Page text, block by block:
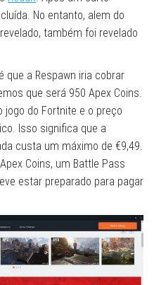
No entanto, alem do
também foi revelado
que a Respawn iria cobrar
que será 950 Apex Coins.
do Fortnite e o preço
Isso significa que a
custa um máximo de €9,49.
Coins, um Battle Pass
estar preparado para pagar